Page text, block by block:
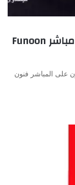
مشاهدة قناة فنون الكويتية بث مباشر Funoon
على المباشر فنون